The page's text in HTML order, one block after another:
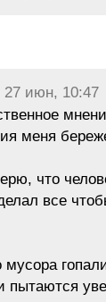
27 июн, 10:47
меня
что
все
мусора
пытаются